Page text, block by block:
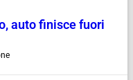
auto finisce fuori